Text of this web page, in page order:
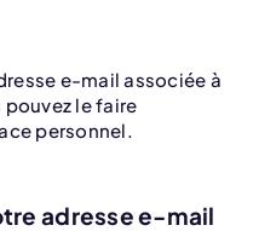
e-mail associée à
le faire
personnel.
adresse e-mail